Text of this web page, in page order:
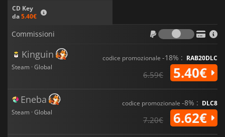
CD Key
da5.40€
Commissioni
Kinguin
Steam · Global
codice promozionale -18% : RAB20DLC
6.59€ 5.40€
Eneba
Steam · Global
codice promozionale -8% : DLC8
7.20€ 6.62€